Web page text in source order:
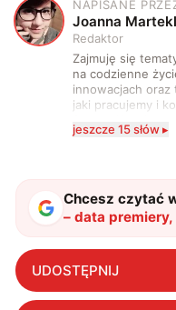
J
NAPISANE
Joanna
Redaktor
Zajmuję się
na codzienne
innowacjach oraz
jaki pracujemy i
technologii a
jeszcze 15 słów ▸
Chcesz czytać
– data
kluczowe
UDOSTĘPNIJ